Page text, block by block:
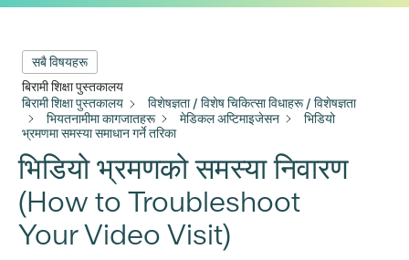
सबै विषयहरू
बिरामी शिक्षा पुस्तकालय
बिरामी शिक्षा पुस्तकालय
विशेषज्ञता / विशेष चिकित्सा विधाहरू / विशेषज्ञता
भियतनामीमा कागजातहरू
मेडिकल अप्टिमाइजेसन
भिडियो
भ्रमणमा समस्या समाधान गर्ने तरिका
भिडियो भ्रमणको समस्या निवारण
(How to Troubleshoot
Your Video Visit)